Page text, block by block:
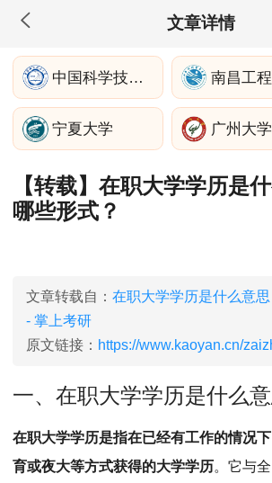
文章详情
MBA工商管理
院校库 考试报名 招生政策 学制
考试真题
报考经验 招生简章
MEM工程管理
院校库 考试报名
MPA公共管理
院校库 考试报名
MPAcc会计专硕
院校库 考试报名 招生政策 学制
考试真题
报考经验 招生简章
中国科学技术大学 南昌工
宁夏大学 广州大学
【转载】在职大学学历是
哪些形式？
文章转载自： 在职大学学历是什么意
- 掌上考研
原文链接： https://www.kaoyan.cn/
一、在职大学学历是什么
在职大学学历是指在已经有工作的情况
育或夜大等方式获得的大学学历。它与